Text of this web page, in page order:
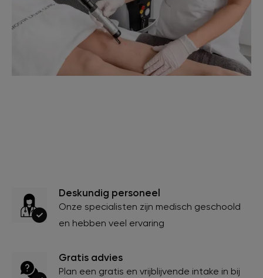
Deskundig personeel
Onze specialisten zijn medisch geschoold
en hebben veel ervaring
Gratis advies
Plan een gratis en vrijblijvende intake in bij